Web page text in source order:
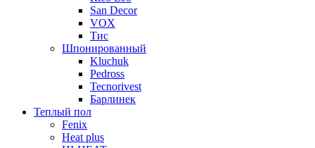
San Decor
VOX
Тис
Шпонированный
Kluchuk
Pedross
Tecnorivest
Барлинек
Теплый пол
Fenix
Heat plus